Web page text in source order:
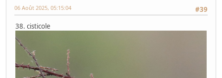
#39
06 Août 2025, 05:15:04
38. cisticole